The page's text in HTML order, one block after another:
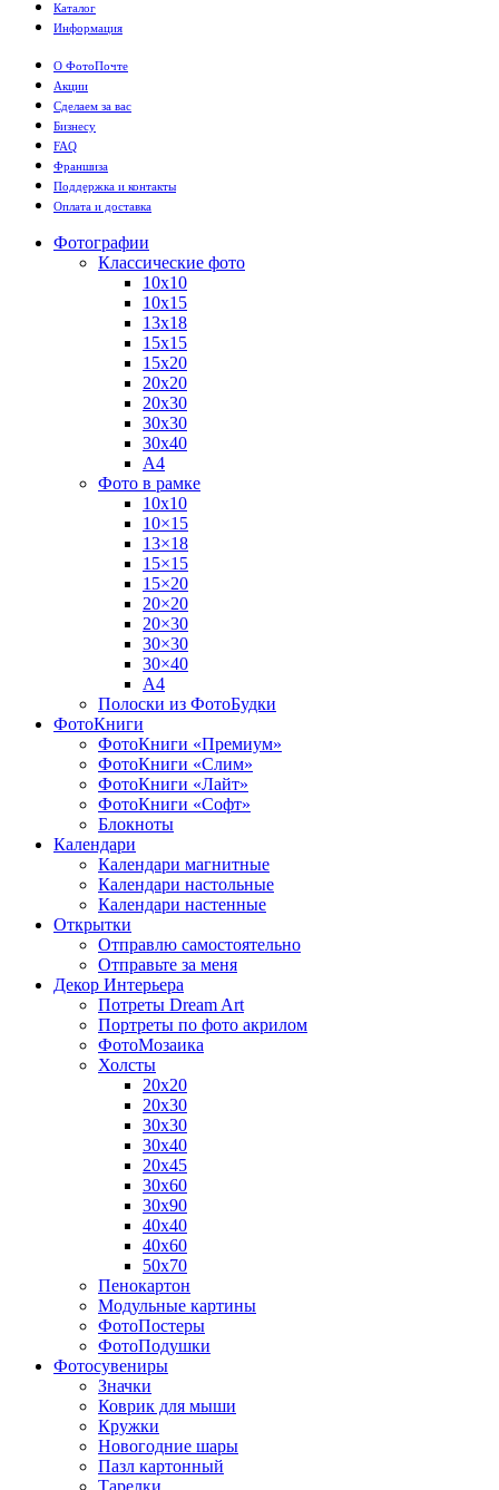
Каталог
Информация
О ФотоПочте
Акции
Сделаем за вас
Бизнесу
FAQ
Франшиза
Поддержка и контакты
Оплата и доставка
Фотографии
Классические фото
10х10
10х15
13х18
15х15
15х20
20х20
20х30
30х30
30х40
А4
Фото в рамке
10х10
10×15
13×18
15×15
15×20
20×20
20×30
30×30
30×40
A4
Полоски из ФотоБудки
ФотоКниги
ФотоКниги «Премиум»
ФотоКниги «Слим»
ФотоКниги «Лайт»
ФотоКниги «Софт»
Блокноты
Календари
Календари магнитные
Календари настольные
Календари настенные
Открытки
Отправлю самостоятельно
Отправьте за меня
Декор Интерьера
Потреты Dream Art
Портреты по фото акрилом
ФотоМозаика
Холсты
20х20
20х30
30х30
30х40
20х45
30х60
30х90
40х40
40х60
50х70
Пенокартон
Модульные картины
ФотоПостеры
ФотоПодушки
Фотоcувениры
Значки
Коврик для мыши
Кружки
Новогодние шары
Пазл картонный